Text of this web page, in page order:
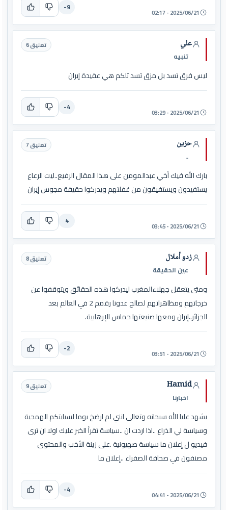
2025/06/21 - 02:17
-9
علي
تنبيه
تعليق 6
ليس فرق تسد بل مزق تسد تلكم هي عقيدة إيران
2025/06/21 - 03:29
-4
حزين
..
تعليق 7
بارك الله فيك أخي عبدالمومن على هذا المقال الرفيع..ليت الرعاع
يستفيدون ويستفيقون من غفلتهم ويدركوا حقيقة مجوس إيران
2025/06/21 - 03:45
4
زدو أملال
عين الحقيقة
تعليق 8
ومتى يتعقل جهلاءالمغرب ليدركوا هذه الحقائق ويتوقفوا عن
خرجاتهم ومظاهراتهم لصالح عدونا رقمم 2 في العالم بعد
الجزائر..إيران ومعها صنيعتها حماس الإرهابية.
2025/06/21 - 03:51
-2
Hamid
اخبارنا
تعليق 9
يشهد عليا الله سبحانه وتعالى انني لم ارضخ يوما لسيايتكم الهمجية
وسياسة لي الذراع ..اذا اردت ان ..سياسة تقرأ الخبر عليك اولا ان ترى
فيديو ل إعلان ما سياسة صهيونية .على زينة الأخب والمحتوى
مصنفون في صحافة الصفراء ..إعلان ما
2025/06/21 - 04:41
-4